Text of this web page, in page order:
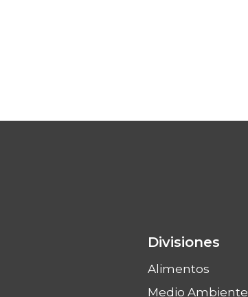
Divisiones
Alimentos
Medio Ambiente